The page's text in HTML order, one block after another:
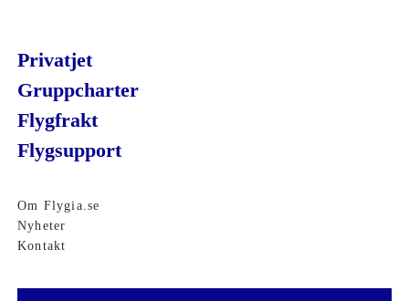
Privatjet
Gruppcharter
Flygfrakt
Flygsupport
Om Flygia.se
Nyheter
Kontakt